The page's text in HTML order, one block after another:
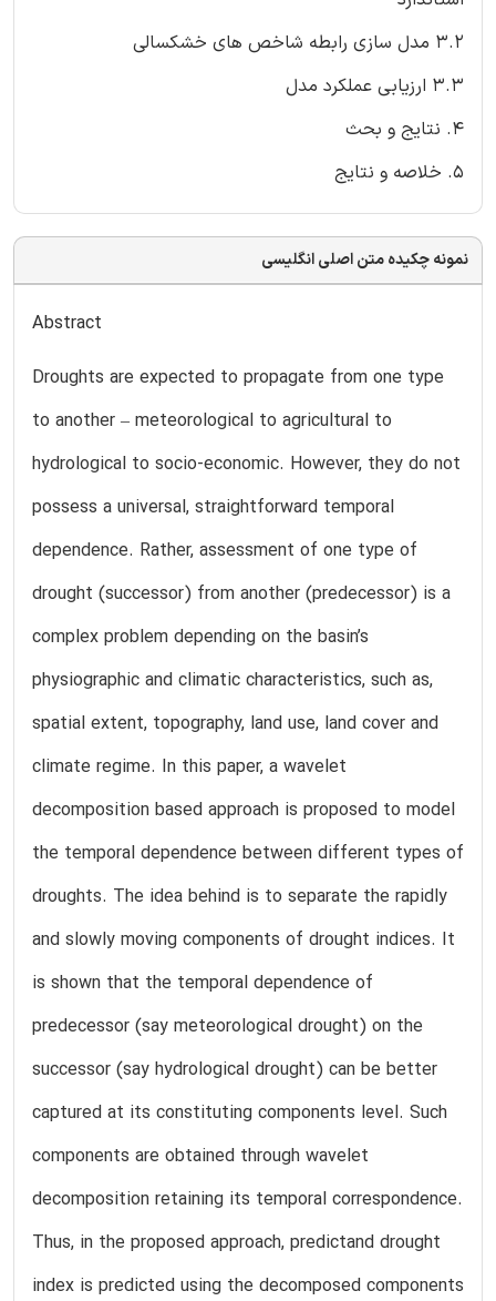
3.2 مدل سازی رابطه شاخص های خشکسالی
3.3 ارزیابی عملکرد مدل
4. نتایج و بحث
5. خلاصه و نتایج
نمونه چکیده متن اصلی انگلیسی
Abstract
Droughts are expected to propagate from one type
to another – meteorological to agricultural to
hydrological to socio-economic. However, they do not
possess a universal, straightforward temporal
dependence. Rather, assessment of one type of
drought (successor) from another (predecessor) is a
complex problem depending on the basin’s
physiographic and climatic characteristics, such as,
spatial extent, topography, land use, land cover and
climate regime. In this paper, a wavelet
decomposition based approach is proposed to model
the temporal dependence between different types of
droughts. The idea behind is to separate the rapidly
and slowly moving components of drought indices. It
is shown that the temporal dependence of
predecessor (say meteorological drought) on the
successor (say hydrological drought) can be better
captured at its constituting components level. Such
components are obtained through wavelet
decomposition retaining its temporal correspondence.
Thus, in the proposed approach, predictand drought
index is predicted using the decomposed components